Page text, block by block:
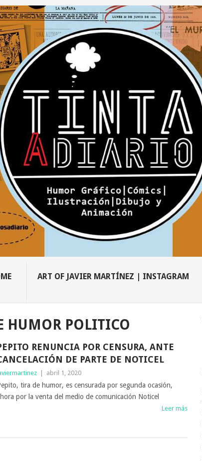
ART OF JAVIER MARTÍNEZ | INSTAGRAM
HUMOR POLITICO
RENUNCIA POR CENSURA, ANTE
DE PARTE DE NOTICEL
| abril 1, 2020
tira de humor, es censurada por segunda ocasión,
por la venta del medio de comunicación Noticel
Leer más